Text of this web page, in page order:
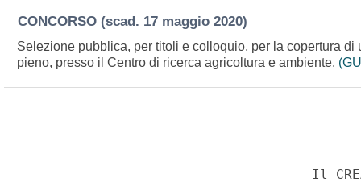
CONCORSO (scad. 17 maggio 2020)
Selezione pubblica, per titoli e colloquio, per la copertura
pieno, presso il Centro di ricerca agricoltura e ambiente.